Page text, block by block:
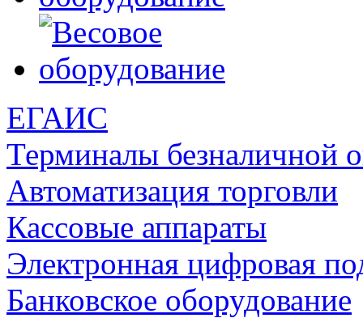
ЕГАИС
Терминалы безналичной
Автоматизация торговли
Кассовые аппараты
Электронная цифровая
Банковское оборудование